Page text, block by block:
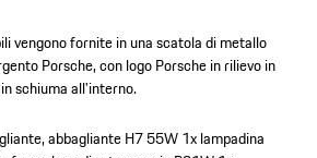
vengono fornite in una scatola di metallo
Porsche, con logo Porsche in rilievo in
schiuma all'interno.
abbagliante H7 55W 1x lampadina